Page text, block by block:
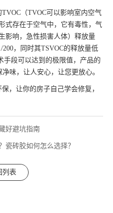
（TVOC可以影响室内空气
式存在于空气中，它有毒性，气
影响，急性损害人体）释放量
，同时其TSVOC的释放量低
手段可以达到的极限值，产品的
味，让人安心，让您更放心。
，让你的房子自己学会修复，
好避坑指南
瓷砖胶如何怎么选择？
列表